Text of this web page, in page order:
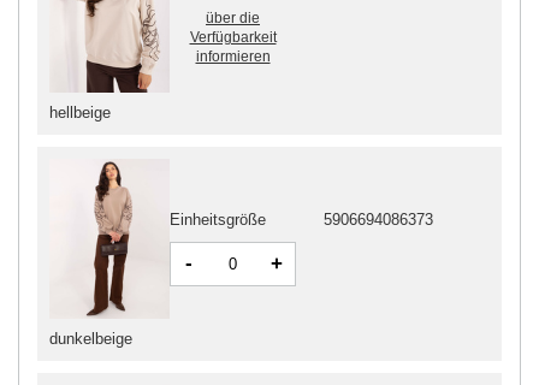
dunkelbeige
Einheitsgröße 5906694086373
- +
hellbeige
über die
Verfügbarkeit
informieren